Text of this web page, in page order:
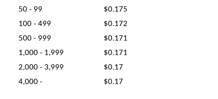
50 - 99
$0.175
100 - 499
$0.172
500 - 999
$0.171
1,000 - 1,999
$0.171
2,000 - 3,999
$0.17
4,000 -
$0.17